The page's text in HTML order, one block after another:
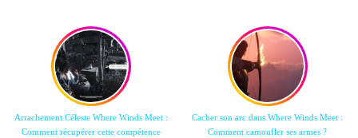
Arrachement Céleste Where Winds Meet :
Comment récupérer cette compétence
Cacher son arc dans Where Winds Meet :
Comment camoufler ses armes ?